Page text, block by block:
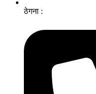
ठेगना :